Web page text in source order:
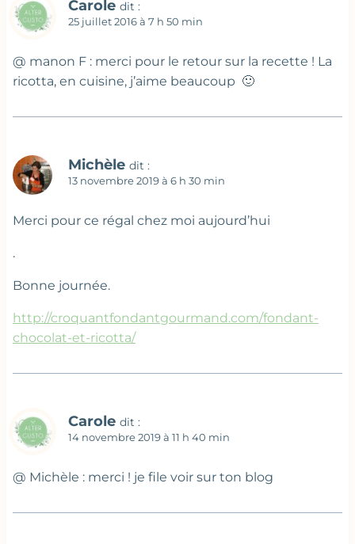
Carole dit :
25 juillet 2016 à 7 h 50 min
@ manon F : merci pour le retour sur la recette ! La
ricotta, en cuisine, j’aime beaucoup 🙂
Michèle dit :
13 novembre 2019 à 6 h 30 min
Merci pour ce régal chez moi aujourd’hui
.
Bonne journée.
http://croquantfondantgourmand.com/fondant-
chocolat-et-ricotta/
Carole dit :
14 novembre 2019 à 11 h 40 min
@ Michèle : merci ! je file voir sur ton blog